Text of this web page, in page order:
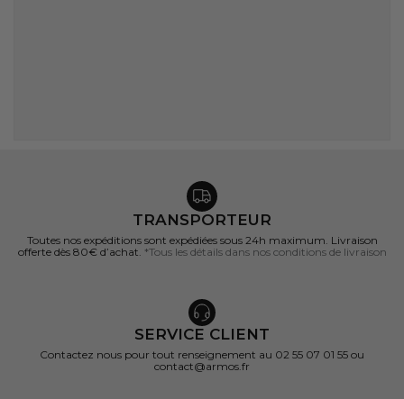
TRANSPORTEUR
Toutes nos expéditions sont expédiées sous 24h maximum. Livraison
offerte dès 80€ d’achat. *Tous les détails dans nos conditions de livraison
SERVICE CLIENT
Contactez nous pour tout renseignement au 02 55 07 01 55 ou
contact@armos.fr